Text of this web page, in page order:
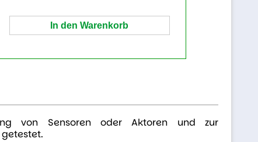
von Sensoren oder Aktoren und zur